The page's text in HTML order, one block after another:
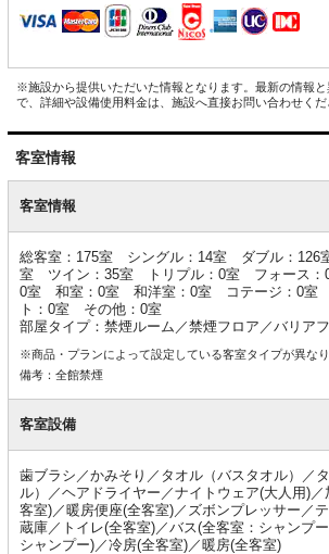
※施設から提供いただいた情報となります。最新の情報
で、詳細や設備使用料金は、施設へ直接お問い合わせくだ
客室情報
客
室客室情報
総客室：175室 シングル：14室 ダブル：126
室 ツイン：35室 トリプル：0室 フォース：
0室 和室：0室 和洋室：0室 コテージ：0室
ト：0室 その他：0室
部屋タイプ：禁煙ルーム／禁煙フロア／バリア
※商品・プランによって設定している客室タイプが異なり
備考：全館禁煙
客室設備
歯ブラシ／かみそり／タオル（バスタオル）／
ル）／ヘアドライヤー／ナイトウェア(大人用)
客室)／暖房便座(全客室)／ズボンプレッサー／
蔵庫／トイレ(全客室)／バス(全客室：シャンプ
シャンプー)／冷房(全客室)／暖房(全客室)